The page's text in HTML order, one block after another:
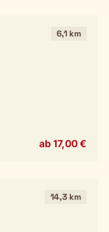
6,1 km
ab 17,00 €
14,3 km